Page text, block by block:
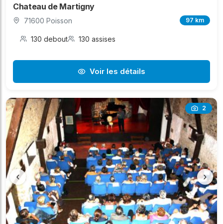
Chateau de Martigny
71600 Poisson 97 km
130 debout 130 assises
Voir les détails
2
‹ ›